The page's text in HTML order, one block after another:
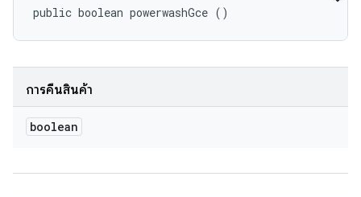
public boolean powerwashGce ()
การคืนสินค้า
boolean